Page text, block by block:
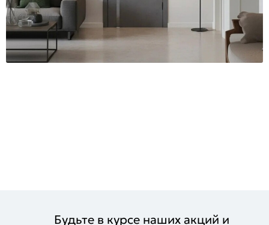
Будьте в курсе наших акций и